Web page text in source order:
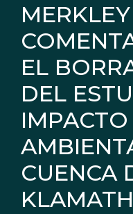
MERKLEY
EL
DEL
IMPACTO
CUENCA
KLAMATH